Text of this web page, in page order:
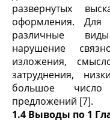
развернутых
оформления. Для
различные
нарушение
изложения,
затруднения,
большое
предложений [7].
1.4 Выводы по 1